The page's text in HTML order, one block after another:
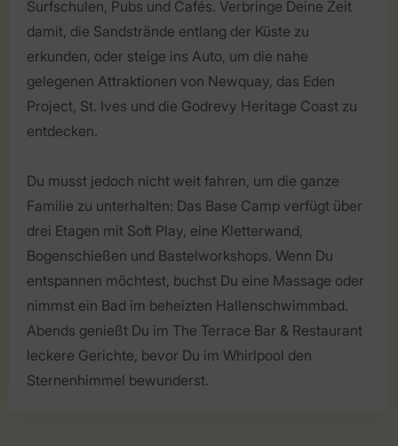
Surfschulen, Pubs und Cafés. Verbringe Deine Zeit
damit, die Sandstrände entlang der Küste zu
erkunden, oder steige ins Auto, um die nahe
gelegenen Attraktionen von Newquay, das Eden
Project, St. Ives und die Godrevy Heritage Coast zu
entdecken.
Du musst jedoch nicht weit fahren, um die ganze
Familie zu unterhalten: Das Base Camp verfügt über
drei Etagen mit Soft Play, eine Kletterwand,
Bogenschießen und Bastelworkshops. Wenn Du
entspannen möchtest, buchst Du eine Massage oder
nimmst ein Bad im beheizten Hallenschwimmbad.
Abends genießt Du im The Terrace Bar & Restaurant
leckere Gerichte, bevor Du im Whirlpool den
Sternenhimmel bewunderst.